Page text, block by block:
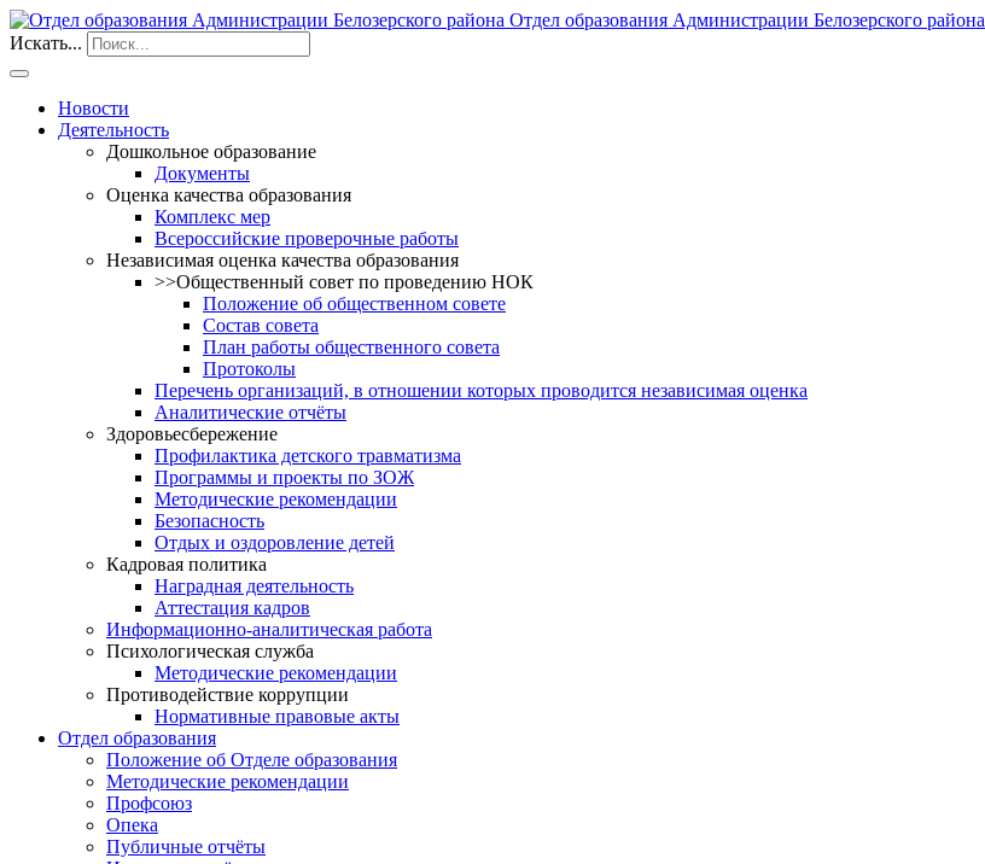
Отдел образования Администрации Белозерского района
Искать...
Новости
Деятельность
Дошкольное образование
Документы
Оценка качества образования
Комплекс мер
Всероссийские проверочные работы
Независимая оценка качества образования
>>Общественный совет по проведению НОК
Положение об общественном совете
Состав совета
План работы общественного совета
Протоколы
Перечень организаций, в отношении которых проводится независимая оценка
Аналитические отчёты
Здоровьесбережение
Профилактика детского травматизма
Программы и проекты по ЗОЖ
Методические рекомендации
Безопасность
Отдых и оздоровление детей
Кадровая политика
Наградная деятельность
Аттестация кадров
Информационно-аналитическая работа
Психологическая служба
Методические рекомендации
Противодействие коррупции
Нормативные правовые акты
Отдел образования
Положение об Отделе образования
Методические рекомендации
Профсоюз
Опека
Публичные отчёты